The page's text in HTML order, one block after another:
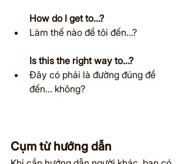
How do I get to...?
Làm thế nào để tôi đến...?
Is this the right way to...?
Đây có phải là đường đúng để
đến... không?
Cụm từ hướng dẫn